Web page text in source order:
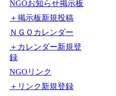
NGOお知らせ掲示板
＋掲示板新規投稿
ＮＧＯカレンダー
＋カレンダー新規登
録
NGOリンク
＋リンク新規登録